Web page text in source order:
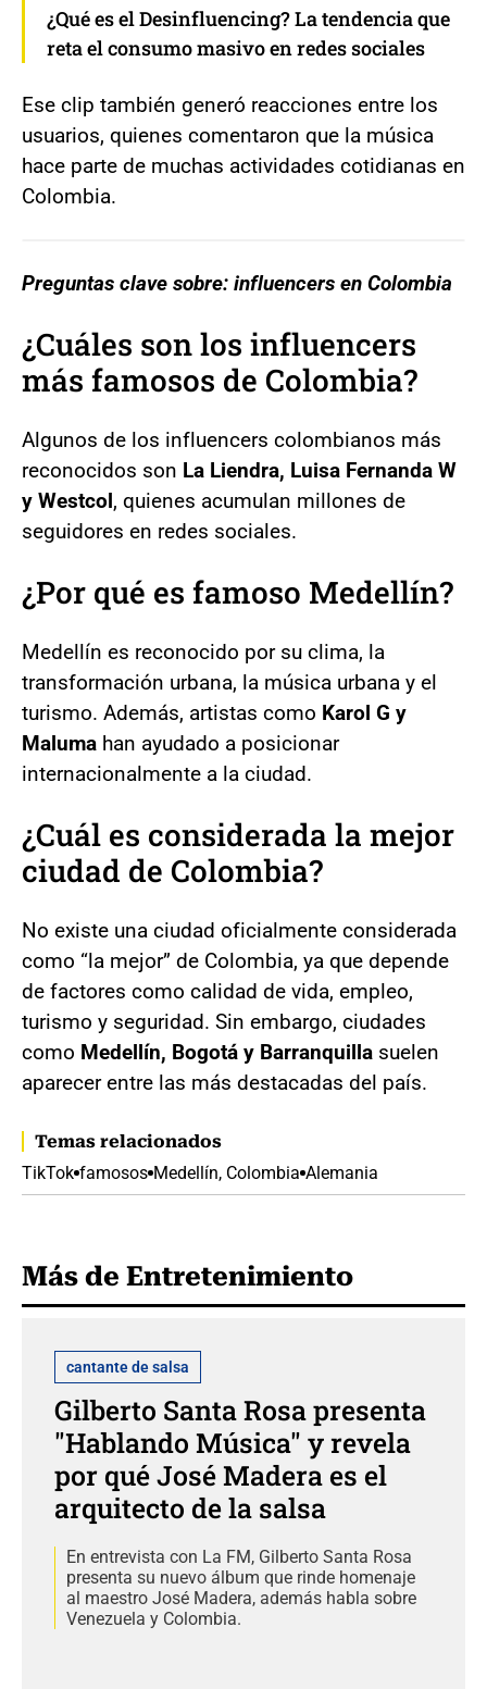
¿Qué es el Desinfluencing? La tendencia que
reta el consumo masivo en redes sociales
Ese clip también generó reacciones entre los
usuarios, quienes comentaron que la música
hace parte de muchas actividades cotidianas en
Colombia.
Preguntas clave sobre: influencers en Colombia
¿Cuáles son los influencers
más famosos de Colombia?
Algunos de los influencers colombianos más
reconocidos son La Liendra, Luisa Fernanda W
y Westcol, quienes acumulan millones de
seguidores en redes sociales.
¿Por qué es famoso Medellín?
Medellín es reconocido por su clima, la
transformación urbana, la música urbana y el
turismo. Además, artistas como Karol G y
Maluma han ayudado a posicionar
internacionalmente a la ciudad.
¿Cuál es considerada la mejor
ciudad de Colombia?
No existe una ciudad oficialmente considerada
como “la mejor” de Colombia, ya que depende
de factores como calidad de vida, empleo,
turismo y seguridad. Sin embargo, ciudades
como Medellín, Bogotá y Barranquilla suelen
aparecer entre las más destacadas del país.
Temas relacionados
TikTok famosos Medellín, Colombia Alemania
Más de Entretenimiento
cantante de salsa
Gilberto Santa Rosa presenta
"Hablando Música" y revela
por qué José Madera es el
arquitecto de la salsa
En entrevista con La FM, Gilberto Santa Rosa
presenta su nuevo álbum que rinde homenaje
al maestro José Madera, además habla sobre
Venezuela y Colombia.